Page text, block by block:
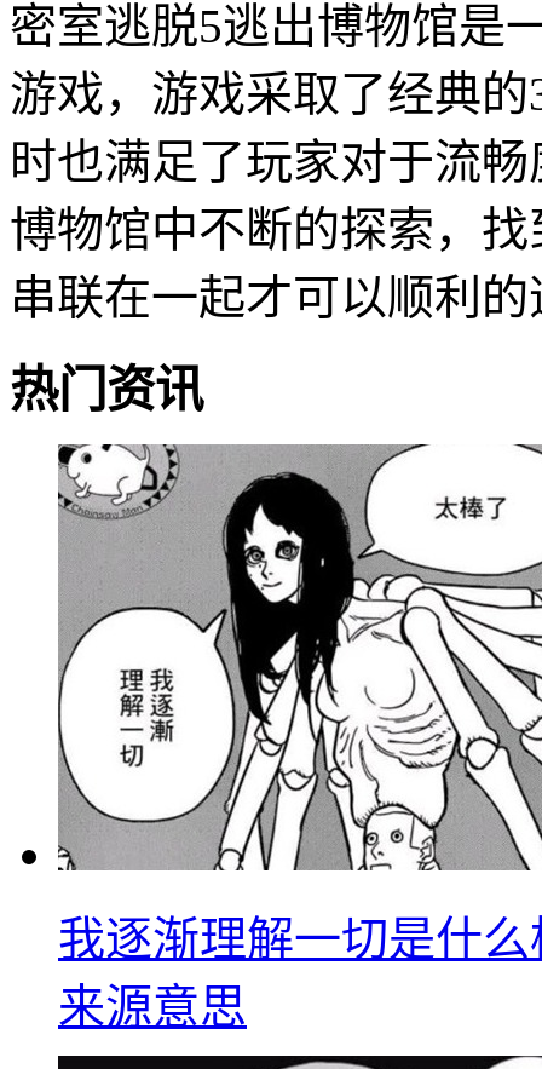
密室逃脱5逃出博物馆是
游戏，游戏采取了经典
时也满足了玩家对于流
博物馆中不断的探索，
串联在一起才可以顺利
热门资讯
我逐渐理解一切是什
来源意思